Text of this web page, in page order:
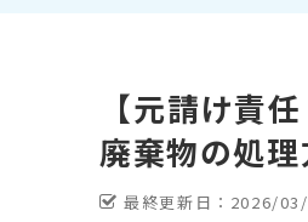
【元請け責
廃棄物の処理
最終更新日： 2026/